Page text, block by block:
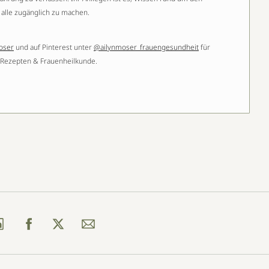
zugänglich zu machen.
und auf Pinterest unter@ailynmoser_frauengesundheitfür
& Frauenheilkunde.